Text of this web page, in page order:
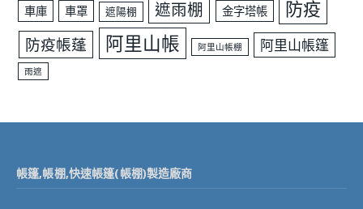
車庫 車罩 遮陽棚 遮雨棚 金字塔帳 防疫
防疫帳蓬 阿里山帳 阿里山帳棚 阿里山帳篷
雨遮
帳篷,帳棚,快速帳篷(帳棚)製造廠商